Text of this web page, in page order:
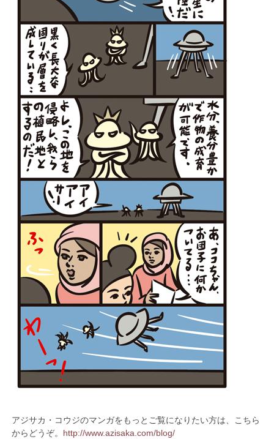
アジサカ・コウジのマンガをもっとご覧になりたい方は、こちら
からどうぞ。 http://www.azisaka.com/blog/